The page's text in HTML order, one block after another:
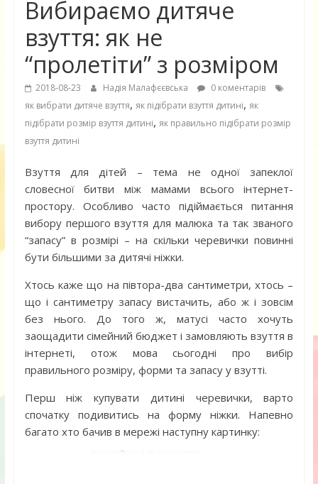
Вибираємо дитяче
взуття: як не
“пролетіти” з розміром
2018-08-23 Надія Малафєєвська
0 коментарів
як вибрати дитяче взуття, як підібрати взуття дитині, як
підібрати розмір взуття дитині, як правильно підібрати розмір
взуття дитині
Взуття для дітей – тема не одної запеклої
словесної битви між мамами всього інтернет-
простору. Особливо часто підіймається питання
вибору першого взуття для малюка та так званого
“запасу” в розмірі – на скільки черевички повинні
бути більшими за дитячі ніжки.
Хтось каже що на півтора-два сантиметри, хтось –
що і сантиметру запасу вистачить, або ж і зовсім
без нього. До того ж, матусі часто хочуть
заощадити сімейний бюджет і замовляють взуття в
інтернеті, отож мова сьогодні про вибір
правильного розміру, форми та запасу у взутті.
Перш ніж купувати дитині черевички, варто
спочатку подивитись на форму ніжки. Напевно
багато хто бачив в мережі наступну картинку: